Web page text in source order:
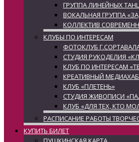
ГРУППА ЛИНЕЙНЫХ
ВОКАЛЬНАЯ ГРУППА
КОЛЛЕКТИВ
КЛУБЫ ПО ИНТЕРЕСАМ
ФОТОКЛУБ
СТУДИЯ РУКОДЕЛИЯ
КЛУБ ПО ИНТЕРЕСАМ
КРЕАТИВНЫЙ МЕДИАХАБ
КЛУБ «ПЛЕТЕНЬ»
СТУДИЯ ЖИВОПИСИ
КЛУБ «ДЛЯ ТЕХ, КТО
РАСПИСАНИЕ РАБОТЫ
КУПИТЬ БИЛЕТ